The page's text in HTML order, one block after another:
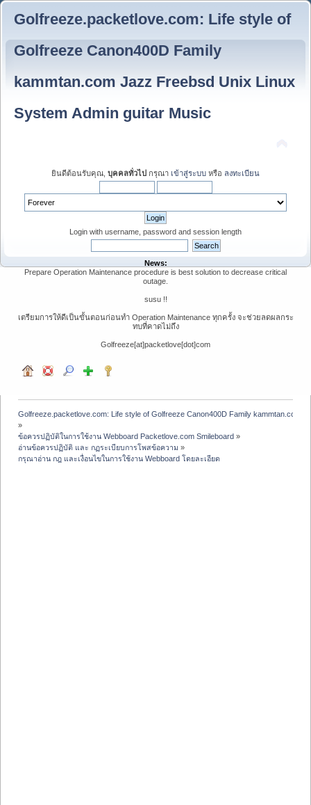
Golfreeze.packetlove.com: Life style of
Golfreeze Canon400D Family
kammtan.com Jazz Freebsd Unix Linux
System Admin guitar Music
ยินดีต้อนรับคุณ, บุคคลทั่วไป กรุณา เข้าสู่ระบบ หรือ ลงทะเบียน
Login with username, password and session length
News:
Prepare Operation Maintenance procedure is best solution to decrease critical
outage.
susu !!
เตรียมการให้ดีเป็นขั้นตอนก่อนทำ Operation Maintenance ทุกครั้ง จะช่วยลดผลกระ
ทบที่คาดไม่ถึง
Golfreeze[at]packetlove[dot]com
Golfreeze.packetlove.com: Life style of Golfreeze Canon400D Family kammtan.com
»
ข้อควรปฏิบัติในการใช้งาน Webboard Packetlove.com Smileboard »
อ่านข้อควรปฏิบัติ และ กฏระเบียบการโพสข้อความ »
กรุณาอ่าน กฎ และเงื่อนไขในการใช้งาน Webboard โดยละเอียด